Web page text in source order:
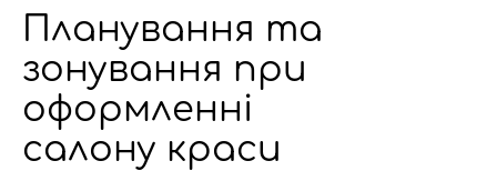
Планування та
зонування при
оформленні
салону краси